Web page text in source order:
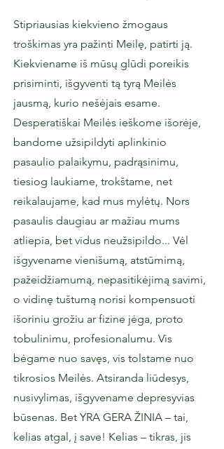
Stipriausias kiekvieno žmogaus
troškimas yra pažinti Meilę, patirti ją.
Kiekviename iš mūsų glūdi poreikis
prisiminti, išgyventi tą tyrą Meilės
jausmą, kurio nešėjais esame.
Desperatiškai Meilės ieškome išorėje,
bandome užsipildyti aplinkinio
pasaulio palaikymu, padrąsinimu,
tiesiog laukiame, trokštame, net
reikalaujame, kad mus mylėtų. Nors
pasaulis daugiau ar mažiau mums
atliepia, bet vidus neužsipildo... Vėl
išgyvename vienišumą, atstūmimą,
pažeidžiamumą, nepasitikėjimą savimi,
o vidinę tuštumą norisi kompensuoti
išoriniu grožiu ar fizine jėga, proto
tobulinimu, profesionalumu. Vis
bėgame nuo savęs, vis tolstame nuo
tikrosios Meilės. Atsiranda liūdesys,
nusivylimas, išgyvename depresyvias
būsenas. Bet YRA GERA ŽINIA – tai,
kelias atgal, į save! Kelias – tikras, jis